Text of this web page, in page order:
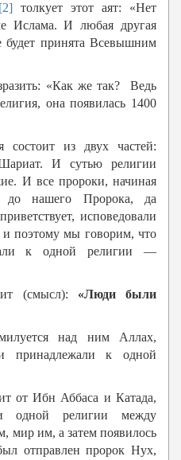
[2] толкует этот аят: «Нет
Ислама. И любая другая
будет принята Всевышним
«Как же так? Ведь
она появилась 1400
из двух частей:
И сутью религии
И все пророки, начиная
нашего Пророка, да
исповедовали
поэтому мы говорим, что
к одной религии —
(смысл): «Люди были
над ним Аллах,
принадлежали к одной
от Ибн Аббаса и Катада,
одной религии между
мир им, а затем появилось
отправлен пророк Нух,